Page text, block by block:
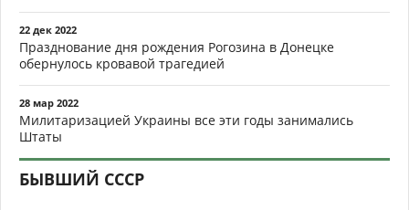
22 дек 2022
Празднование дня рождения Рогозина в Донецке
обернулось кровавой трагедией
28 мар 2022
Милитаризацией Украины все эти годы занимались
Штаты
БЫВШИЙ СССР